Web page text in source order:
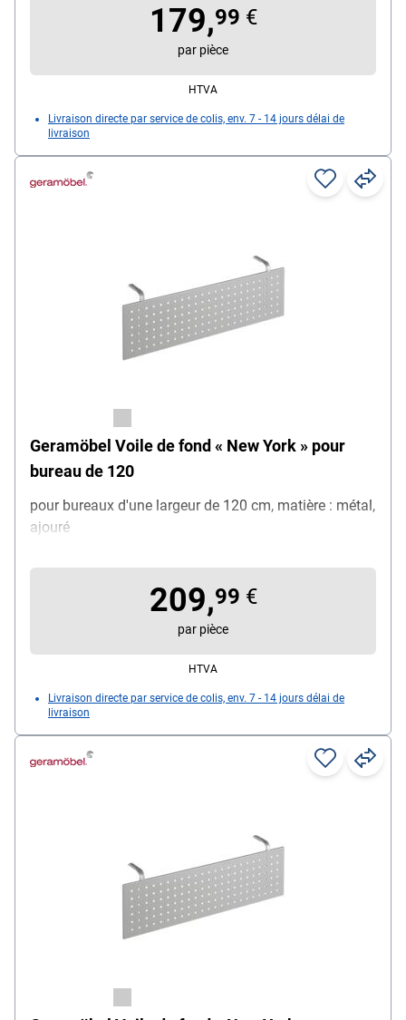
179,99 €
par pièce
HTVA
Livraison directe par service de colis, env. 7 - 14 jours délai de
livraison
Geramöbel Voile de fond « New York » pour
bureau de 120
pour bureaux d'une largeur de 120 cm, matière : métal,
ajouré
209,99 €
par pièce
HTVA
Livraison directe par service de colis, env. 7 - 14 jours délai de
livraison